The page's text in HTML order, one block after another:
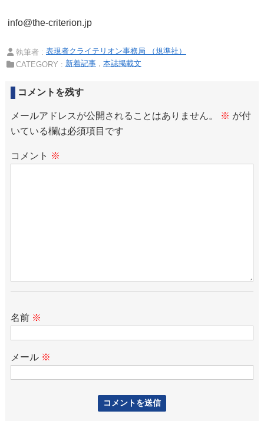
info@the-criterion.jp
執筆者 : 表現者クライテリオン事務局 （規準社）
CATEGORY : 新着記事 本誌掲載文
コメントを残す
メールアドレスが公開されることはありません。 ※ が付
いている欄は必須項目です
コメント ※
名前 ※
メール ※